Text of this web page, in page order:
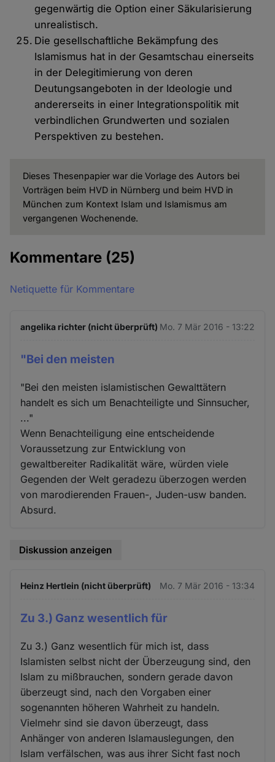
gegenwärtig die Option einer Säkularisierung
unrealistisch.
Die gesellschaftliche Bekämpfung des
Islamismus hat in der Gesamtschau einerseits
in der Delegitimierung von deren
Deutungsangeboten in der Ideologie und
andererseits in einer Integrationspolitik mit
verbindlichen Grundwerten und sozialen
Perspektiven zu bestehen.
Dieses Thesenpapier war die Vorlage des Autors bei
Vorträgen beim HVD in Nürnberg und beim HVD in
München zum Kontext Islam und Islamismus am
vergangenen Wochenende.
Kommentare (25)
Netiquette für Kommentare
angelika richter (nicht überprüft) Mo. 7 Mär 2016 - 13:22
"Bei den meisten
"Bei den meisten islamistischen Gewalttätern
handelt es sich um Benachteiligte und Sinnsucher,
..."
Wenn Benachteiligung eine entscheidende
Voraussetzung zur Entwicklung von
gewaltbereiter Radikalität wäre, würden viele
Gegenden der Welt geradezu überzogen werden
von marodierenden Frauen-, Juden-usw banden.
Absurd.
Diskussion anzeigen
Heinz Hertlein (nicht überprüft) Mo. 7 Mär 2016 - 13:34
Zu 3.) Ganz wesentlich für
Zu 3.) Ganz wesentlich für mich ist, dass
Islamisten selbst nicht der Überzeugung sind, den
Islam zu mißbrauchen, sondern gerade davon
überzeugt sind, nach den Vorgaben einer
sogenannten höheren Wahrheit zu handeln.
Vielmehr sind sie davon überzeugt, dass
Anhänger von anderen Islamauslegungen, den
Islam verfälschen, was aus ihrer Sicht fast noch